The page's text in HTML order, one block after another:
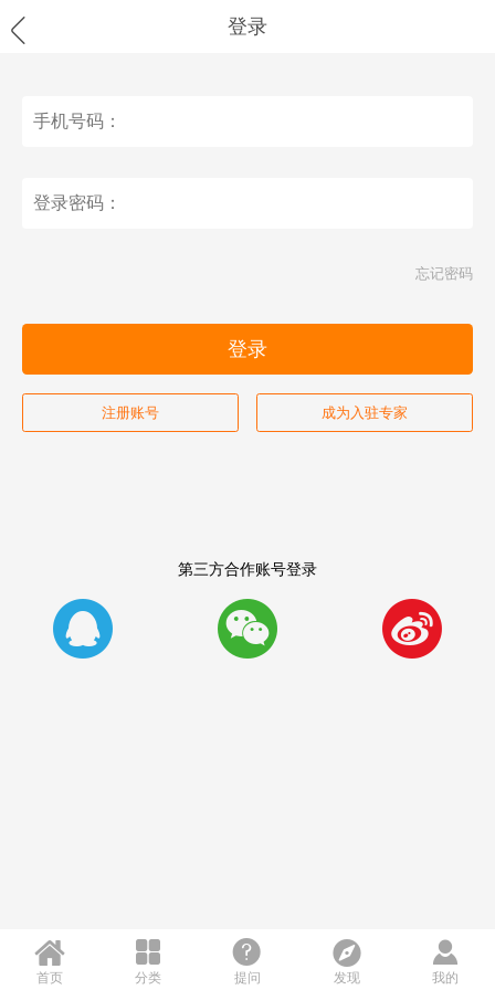
 登录
忘记密码
登录
注册账号 成为入驻专家
第三方合作账号登录
  

首页

分类

提问

发现

我的